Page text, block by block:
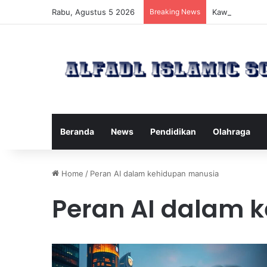
Rabu, Agustus 5 2026 Breaking News Kawanan
Beranda News Pendidikan Olahraga
Home / Peran AI dalam kehidupan manusia
Peran AI dalam